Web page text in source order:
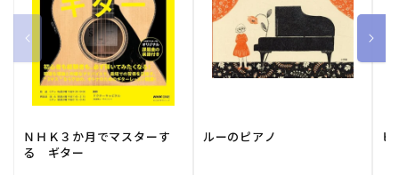
ＮＨＫ３か月でマスターす
る ギター
ルーのピアノ ピ